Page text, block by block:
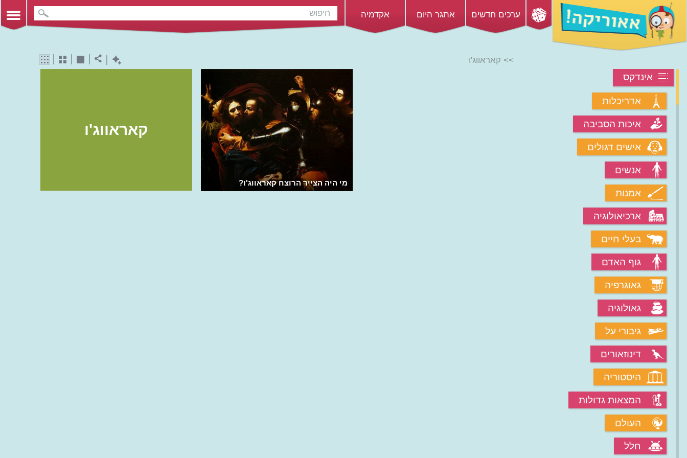
ערכים חדשים אתגר היום אקדמיה
אינדקס
אדריכלות
איכות הסביבה
אישים דגולים
אנשים
אמנות
ארכיאולוגיה
בעלי חיים
גוף האדם
גאוגרפיה
גאולוגיה
גיבורי על
דינוזאורים
היסטוריה
המצאות גדולות
העולם
חלל
>> קאראווג'ו
קאראווג'ו
מי היה הצייר הרוצח קאראווג'ו?